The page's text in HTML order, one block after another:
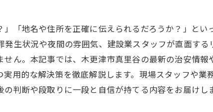
「地名や住所を正確に伝えられるだろうか？」とい
生状況や夜間の雰囲気、建設業スタッフが直面する
ん。本記事では、木更津市真里谷の最新の治安情報
用的な解決策を徹底解説します。現場スタッフや業
判断や段取りに一段と自信が持てる内容をお届けし